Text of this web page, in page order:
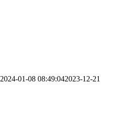
2024-01-08 08:49:042023-12-21